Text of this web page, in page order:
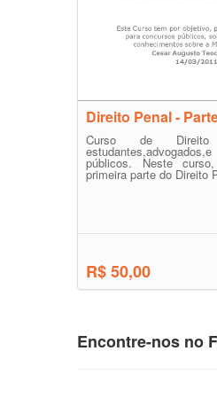
Direito Penal -
Curso de
públicos. Neste
primeira parte do Direito
R$ 50,00
Encontre-nos no